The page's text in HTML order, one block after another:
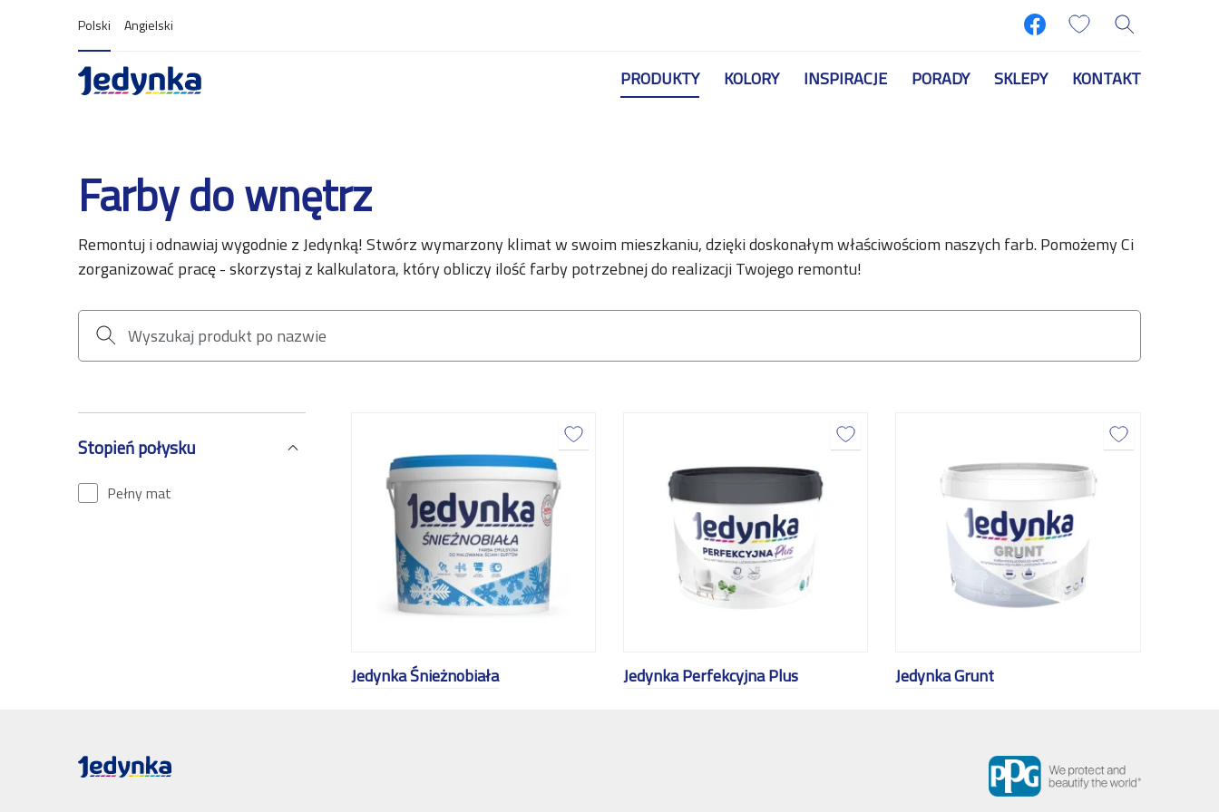
Polski Angielski
PRODUKTY KOLORY INSPIRACJE PORADY SKLEPY KONTAKT
Farby do wnętrz
Remontuj i odnawiaj wygodnie z Jedynką! Stwórz wymarzony klimat w swoim mieszkaniu, dzięki doskonałym właściwościom naszych farb. Pomożemy Ci
zorganizować pracę - skorzystaj z kalkulatora, który obliczy ilość farby potrzebnej do realizacji Twojego remontu!
Stopień połysku
Pełny mat
Jedynka Śnieżnobiała Jedynka Perfekcyjna Plus Jedynka Grunt